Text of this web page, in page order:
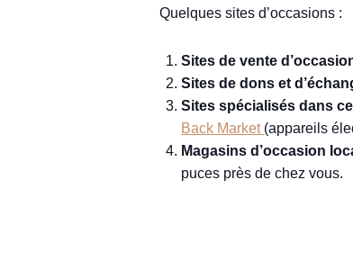
Quelques sites d’occasions :
Sites de vente
Sites de dons et
Sites spécialisés dans
Back Market (appareils
Magasins d’occasion
puces près de chez vous.